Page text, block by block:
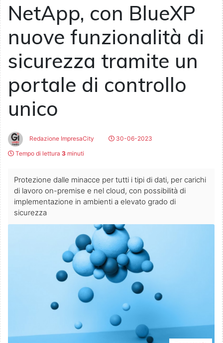
NetApp, con BlueXP
nuove funzionalità di
sicurezza tramite un
portale di controllo
unico
Redazione ImpresaCity
30-06-2023
Tempo di lettura 3 minuti
Protezione dalle minacce per tutti i tipi di dati, per carichi
di lavoro on-premise e nel cloud, con possibilità di
implementazione in ambienti a elevato grado di
sicurezza